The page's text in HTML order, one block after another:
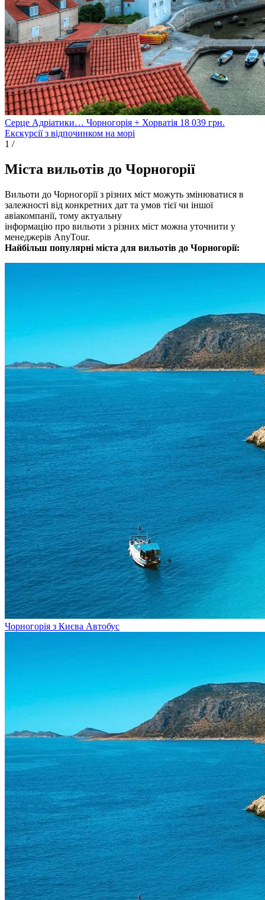
Серце Адріатики… Чорногорія + Хорватія 18 039 грн.
Екскурсії з відпочинком на морі
1 /
Міста вильотів до Чорногорії
Вильоти до Чорногорії з різних міст можуть змінюватися в
залежності від конкретних дат та умов тієї чи іншої
авіакомпанії, тому актуальну
інформацію про вильоти з різних міст можна уточнити у
менеджерів AnyTour.
Найбільш популярні міста для вильотів до Чорногорії:
Чорногорія з Києва Автобус